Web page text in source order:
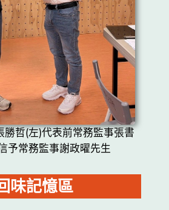
勝哲(左)代表前常務監事張書
予常務監事謝政曜先生
味記憶區